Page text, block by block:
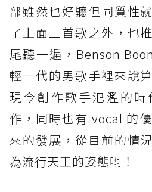
部雖然也好聽但同質性
了上面三首歌之外，也
尾聽一遍，Benson
輕一代的男歌手裡來說
現今創作歌手氾濫的
作，同時也有 vocal 的
來的發展，從目前的情
為流行天王的姿態啊！